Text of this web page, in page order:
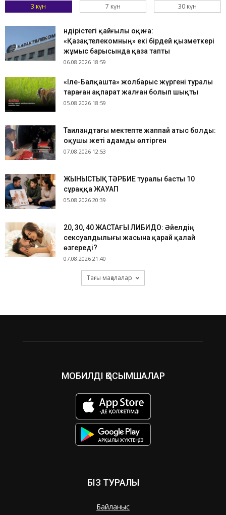
3 күн 7 күн 30 күн
Өндірістегі қайғылы оқиға:
«Қазақтелекомның» екі бірдей қызметкері
жұмыс барысында қаза тапты
06.08.2026 18:59
«Іле-Балқашта» жолбарыс жүргені туралы
тараған ақпарат жалған болып шықты
05.08.2026 18:59
Таиландтағы мектепте жаппай атыс болды:
оқушы жеті адамды өлтірген
07.08.2026 12:53
ЖЫНЫСТЫҚ ТӘРБИЕ туралы басты 10
сұраққа ЖАУАП
05.08.2026 20:39
​20, 30, 40 ЖАСТАҒЫ ЛИБИДО: Әйелдің
сексуалдылығы жасына қарай қалай
өзгереді?
07.08.2026 21:40
Тағы мақалалар
МОБИЛДІ ҚОСЫМШАЛАР
БІЗ ТУРАЛЫ
Байланыс